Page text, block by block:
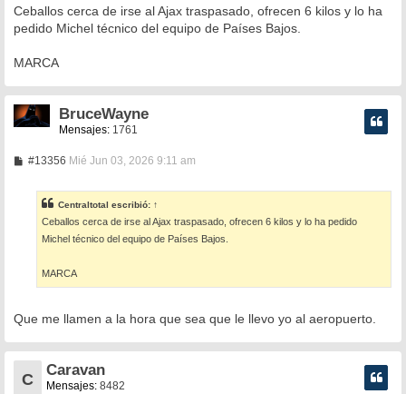
n
a
Ceballos cerca de irse al Ajax traspasado, ofrecen 6 kilos y lo ha
pedido Michel técnico del equipo de Países Bajos.
MARCA
BruceWayne
Mensajes: 1761
#13356M
a
j
e
Mié Jun 03, 2026 9:11 am
Centraltotal escribió: ↑
Ceballos cerca de irse al Ajax traspasado, ofrecen 6 kilos y lo ha pedido
Michel técnico del equipo de Países Bajos.
MARCA
Que me llamen a la hora que sea que le llevo yo al aeropuerto.
C
Caravan
Mensajes: 8482